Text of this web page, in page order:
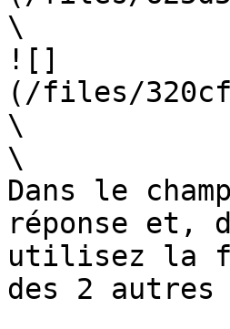
\
![]
(/files/
\
\
Dans le
réponse et,
utilisez la
des 2